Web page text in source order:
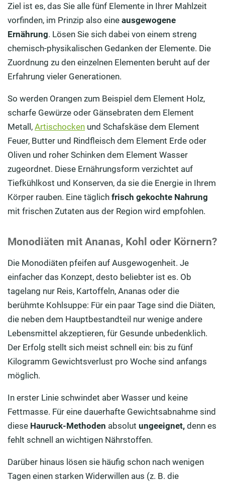
Ziel ist es, das Sie alle fünf Elemente in Ihrer Mahlzeit
vorfinden, im Prinzip also eine ausgewogene
Ernährung. Lösen Sie sich dabei von einem streng
chemisch-physikalischen Gedanken der Elemente. Die
Zuordnung zu den einzelnen Elementen beruht auf der
Erfahrung vieler Generationen.
So werden Orangen zum Beispiel dem Element Holz,
scharfe Gewürze oder Gänsebraten dem Element
Metall, Artischocken und Schafskäse dem Element
Feuer, Butter und Rindfleisch dem Element Erde oder
Oliven und roher Schinken dem Element Wasser
zugeordnet. Diese Ernährungsform verzichtet auf
Tiefkühlkost und Konserven, da sie die Energie in Ihrem
Körper rauben. Eine täglich frisch gekochte Nahrung
mit frischen Zutaten aus der Region wird empfohlen.
Monodiäten mit Ananas, Kohl oder Körnern?
Die Monodiäten pfeifen auf Ausgewogenheit. Je
einfacher das Konzept, desto beliebter ist es. Ob
tagelang nur Reis, Kartoffeln, Ananas oder die
berühmte Kohlsuppe: Für ein paar Tage sind die Diäten,
die neben dem Hauptbestandteil nur wenige andere
Lebensmittel akzeptieren, für Gesunde unbedenklich.
Der Erfolg stellt sich meist schnell ein: bis zu fünf
Kilogramm Gewichtsverlust pro Woche sind anfangs
möglich.
In erster Linie schwindet aber Wasser und keine
Fettmasse. Für eine dauerhafte Gewichtsabnahme sind
diese Hauruck-Methoden absolut ungeeignet, denn es
fehlt schnell an wichtigen Nährstoffen.
Darüber hinaus lösen sie häufig schon nach wenigen
Tagen einen starken Widerwillen aus (z. B. die